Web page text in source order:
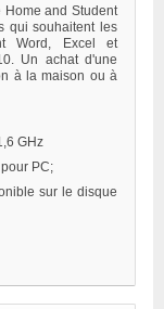
Home and Student
qui souhaitent les
Word, Excel et
Un achat d'une
à la maison ou à
GHz
PC;
sur le disque